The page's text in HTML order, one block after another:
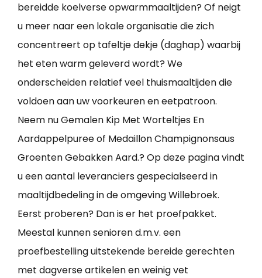
bereidde koelverse opwarmmaaltijden? Of neigt
u meer naar een lokale organisatie die zich
concentreert op tafeltje dekje (daghap) waarbij
het eten warm geleverd wordt? We
onderscheiden relatief veel thuismaaltijden die
voldoen aan uw voorkeuren en eetpatroon.
Neem nu Gemalen Kip Met Worteltjes En
Aardappelpuree of Medaillon Champignonsaus
Groenten Gebakken Aard.? Op deze pagina vindt
u een aantal leveranciers gespecialseerd in
maaltijdbedeling in de omgeving Willebroek.
Eerst proberen? Dan is er het proefpakket.
Meestal kunnen senioren d.m.v. een
proefbestelling uitstekende bereide gerechten
met dagverse artikelen en weinig vet